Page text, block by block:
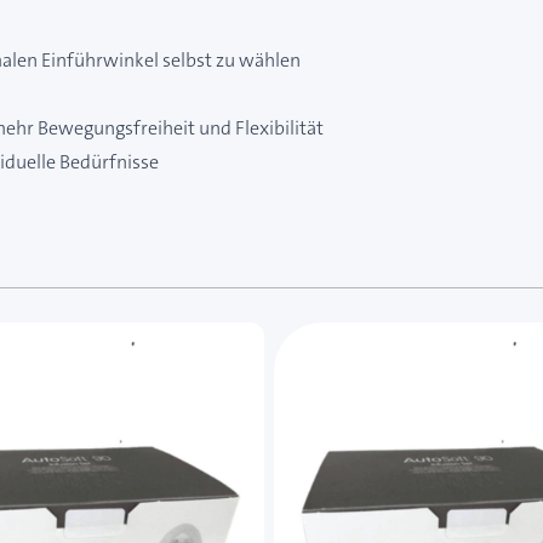
Einführwinkel selbst zu wählen
Bewegungsfreiheit und Flexibilität
Bedürfnisse